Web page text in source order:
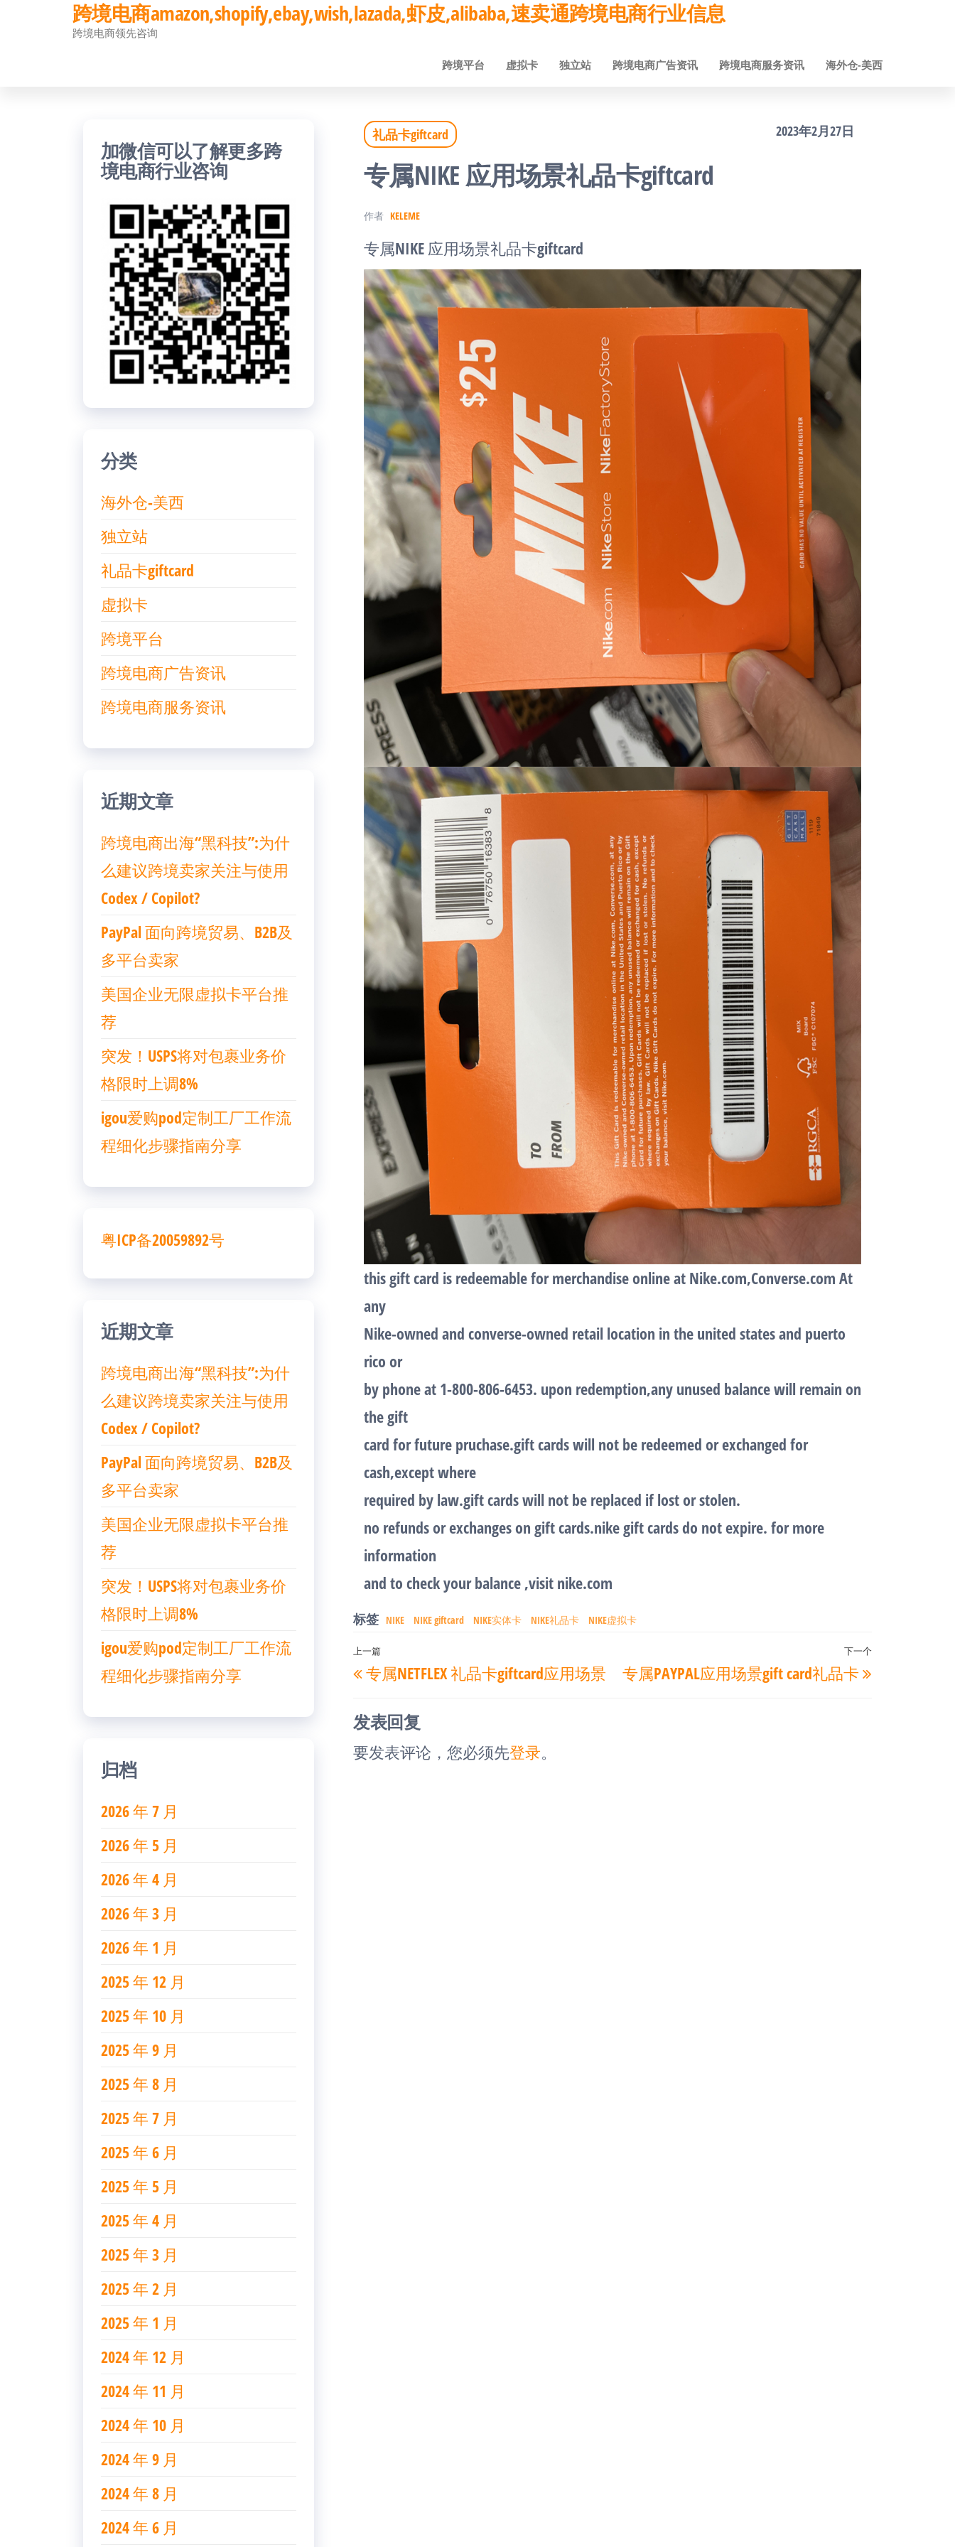
跨境电商amazon,shopify,ebay,wish,lazada,虾皮,alibaba,速卖通跨境电商行业信息
跨境电商领先咨询
跨境平台 虚拟卡 独立站 跨境电商广告资讯 跨境电商服务资讯 海外仓-美西
礼品卡giftcard 2023年2月27日
专属NIKE 应用场景礼品卡giftcard
作者 KELEME
专属NIKE 应用场景礼品卡giftcard
this gift card is redeemable for merchandise online at Nike.com,Converse.com At
any
Nike-owned and converse-owned retail location in the united states and puerto
rico or
by phone at 1-800-806-6453. upon redemption,any unused balance will remain on
the gift
card for future pruchase.gift cards will not be redeemed or exchanged for
cash,except where
required by law.gift cards will not be replaced if lost or stolen.
no refunds or exchanges on gift cards.nike gift cards do not expire. for more
information
and to check your balance ,visit nike.com
标签 NIKE NIKE giftcard NIKE实体卡 NIKE礼品卡 NIKE虚拟卡
文
章
航
上
一
篇
章
上一篇
专属NETFLEX 礼品卡giftcard应用场景
下
下一个
专属PAYPAL应用场景gift card礼品卡
发表回复
要发表评论，您必须先登录。
加微信可以了解更多跨
境电商行业咨询
分类
海外仓-美西
独立站
礼品卡giftcard
虚拟卡
跨境平台
跨境电商广告资讯
跨境电商服务资讯
近期文章
跨境电商出海“黑科技”:为什
么建议跨境卖家关注与使用
Codex / Copilot?
PayPal 面向跨境贸易、B2B及
多平台卖家
美国企业无限虚拟卡平台推
荐
突发！USPS将对包裹业务价
格限时上调8%
igou爱购pod定制工厂工作流
程细化步骤指南分享
粤ICP备20059892号
近期文章
跨境电商出海“黑科技”:为什
么建议跨境卖家关注与使用
Codex / Copilot?
PayPal 面向跨境贸易、B2B及
多平台卖家
美国企业无限虚拟卡平台推
荐
突发！USPS将对包裹业务价
格限时上调8%
igou爱购pod定制工厂工作流
程细化步骤指南分享
归档
2026 年 7 月
2026 年 5 月
2026 年 4 月
2026 年 3 月
2026 年 1 月
2025 年 12 月
2025 年 10 月
2025 年 9 月
2025 年 8 月
2025 年 7 月
2025 年 6 月
2025 年 5 月
2025 年 4 月
2025 年 3 月
2025 年 2 月
2025 年 1 月
2024 年 12 月
2024 年 11 月
2024 年 10 月
2024 年 9 月
2024 年 8 月
2024 年 6 月